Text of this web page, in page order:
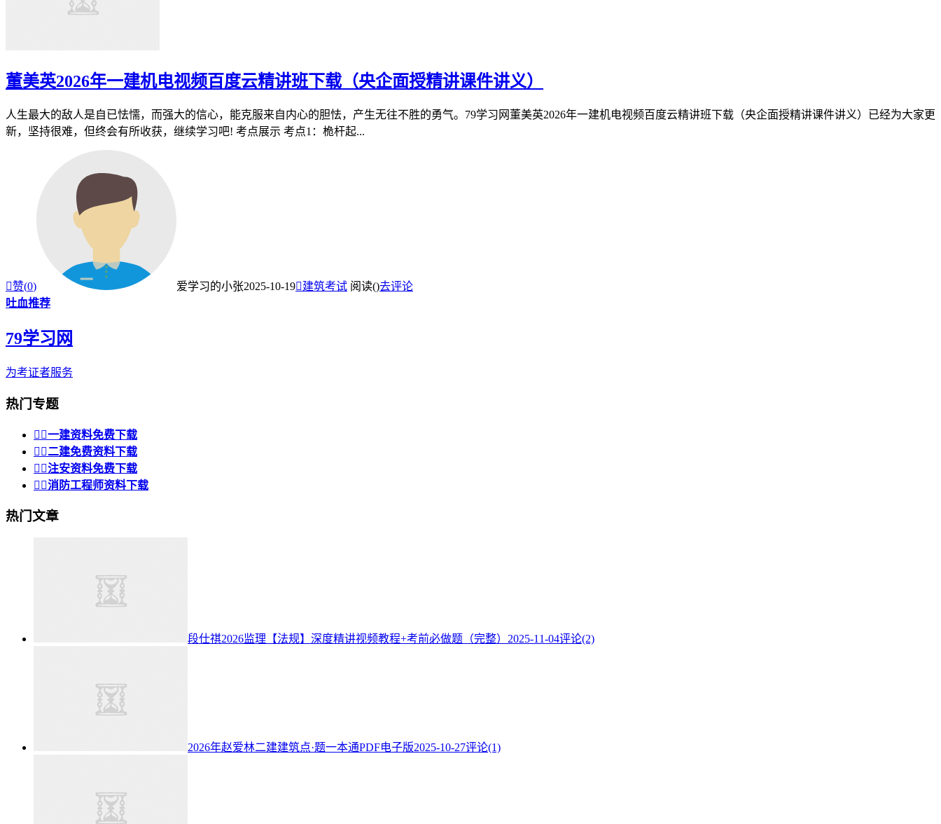
董美英2026年一建机电视频百度云精讲班下载（央企面授精讲课件讲义）
人生最大的敌人是自已怯懦，而强大的信心，能克服来自内心的胆怯，产生无往不胜的勇气。79学习网董美英2026年一建机电视频百度云精讲班下载（央企面授精讲课件讲义）已经为大家更
新，坚持很难，但终会有所收获，继续学习吧! 考点展示 考点1：桅杆起...
赞(0) 爱学习的小张2025-10-19建筑考试 阅读()去评论
吐血推荐
79学习网
为考证者服务
热门专题
 一建资料免费下载
 二建免费资料下载
 注安资料免费下载
 消防工程师资料下载
热门文章
段仕祺2026监理【法规】深度精讲视频教程+考前必做题（完整） 2025-11-04评论(2)
2026年赵爱林二建建筑点·题一本通PDF电子版2025-10-27评论(1)